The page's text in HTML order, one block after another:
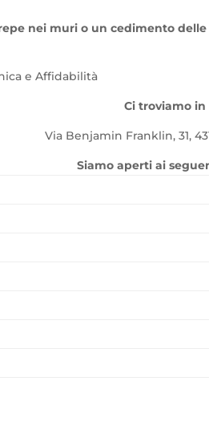
nei muri o un cedimento
e Affidabilità
Ci troviamo in
Via Benjamin Franklin, 31,
Siamo aperti ai